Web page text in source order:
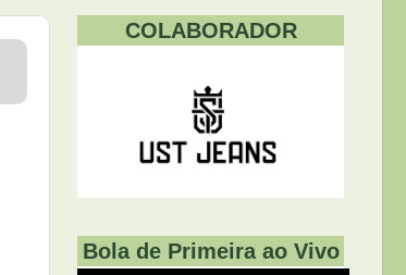
COLABORADOR
Bola de Primeira ao Vivo